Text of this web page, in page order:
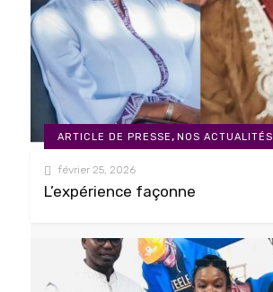
ARTICLE DE PRESSE,NOS ACTUALITÉS
février 25, 2026
L’expérience façonne